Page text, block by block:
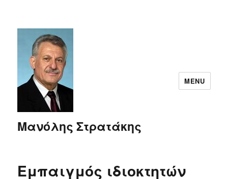
Μανόλης Στρατάκης
MENU
Εμπαιγμός ιδιοκτητών